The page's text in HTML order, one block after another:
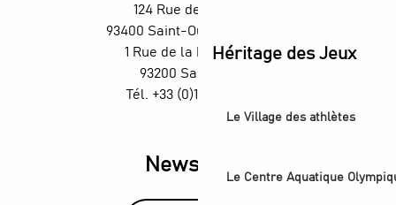
Héritage des Jeux
Le Village des athlètes
Le Centre Aquatique
124 Rue des Rosiers,
93400 Saint-Ouen-sur-Seine
1 Rue de la République,
93200 Saint-Denis
Tél. +33 (0)1 55 870 870
Newsletter